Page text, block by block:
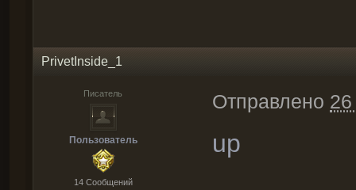
PrivetInside_1
Писатель
Пользователь
14 Cообщений
Отправлено
up